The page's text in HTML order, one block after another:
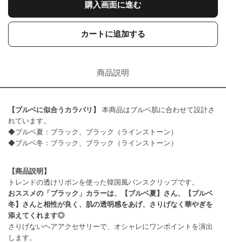
購入画面に進む
カートに追加する
商品説明
【ブルベに似合うカラバリ】
本商品はブルベ肌に合わせて設計さ
れています。
◆ブルベ夏：ブラック、ブラック（ラインストーン）
◆ブルベ冬：ブラック、ブラック（ラインストーン）
【商品説明】
おススメの「ブラック」カラーは、【ブルベ夏】さん、【ブルベ
冬】さんと相性が良く、肌の透明感をあげ、さりげなく華やぎを
添えてくれます◎
さりげないヘアアクセサリーで、オシャレにワンポイントを演出
します。